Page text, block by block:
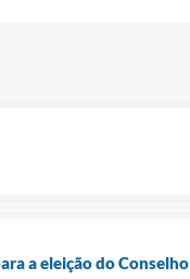
a eleição do Conselho